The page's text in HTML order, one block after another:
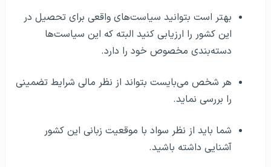
بهتر است بتوانید سیاست‌های واقعی برای تحصیل در
این کشور را ارزیابی کنید البته که این سیاست‌ها
دسته‌بندی مخصوص خود را دارد.
هر شخص می‌بایست بتواند از نظر مالی شرایط تضمینی
را بررسی نماید.
شما باید از نظر سواد با موقعیت زبانی این کشور
آشنایی داشته باشید.